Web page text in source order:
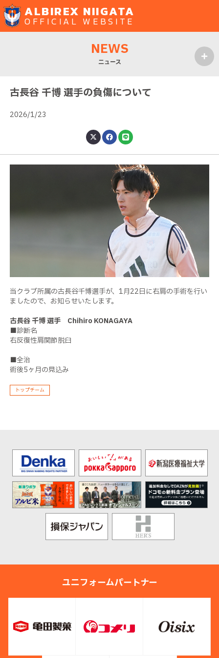
ALBIREX NIIGATA
OFFICIAL WEBSITE
NEWS
ニュース
古長谷 千博 選手の負傷について
2026/1/23
当クラブ所属の古長谷千博選手が、1月22日に右肩の手術を行い
ましたので、お知らせいたします。
古長谷 千博 選手 Chihiro KONAGAYA
■診断名
右反復性肩関節脱臼
■全治
術後5ヶ月の見込み
トップチーム
ユニフォームパートナー